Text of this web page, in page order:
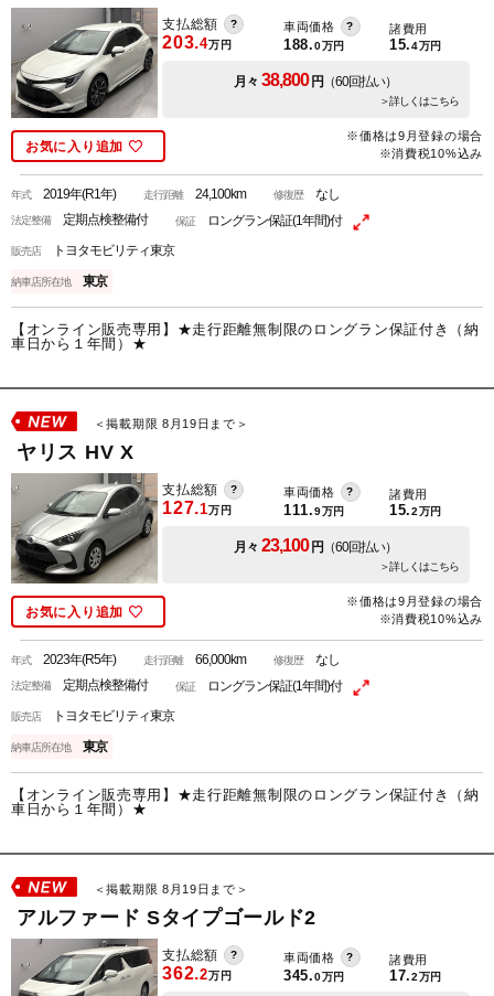
支払総額
203.4万円
車両価格
188.0万円
諸費用
15.4万円
月々 38,800円 （60回払い）
＞詳しくはこちら
お気に入り追加
※価格は9月登録の場合
※消費税10%込み
年式2019年(R1年) 走行距離24,100km 修復歴なし
法定整備定期点検整備付 保証ロングラン保証(1年間)付
販売店トヨタモビリティ東京
納車店所在地東京
【オンライン販売専用】★走行距離無制限のロングラン保証付き（納
車日から１年間）★
＜掲載期限 8月19日まで＞
ヤリス HV X
支払総額
127.1万円
車両価格
111.9万円
諸費用
15.2万円
月々 23,100円 （60回払い）
＞詳しくはこちら
お気に入り追加
※価格は9月登録の場合
※消費税10%込み
年式2023年(R5年) 走行距離66,000km 修復歴なし
法定整備定期点検整備付 保証ロングラン保証(1年間)付
販売店トヨタモビリティ東京
納車店所在地東京
【オンライン販売専用】★走行距離無制限のロングラン保証付き（納
車日から１年間）★
＜掲載期限 8月19日まで＞
アルファード Sタイプゴールド2
支払総額
362.2万円
車両価格
345.0万円
諸費用
17.2万円